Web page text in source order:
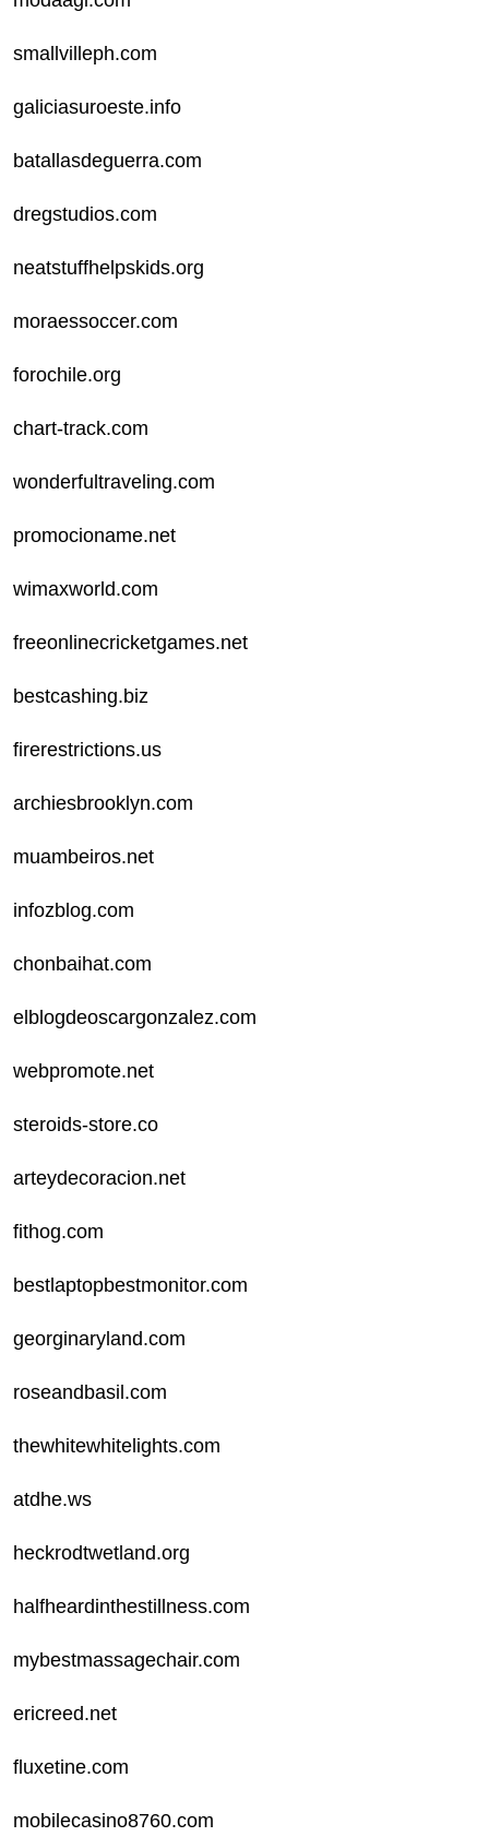
smallvilleph.com
galiciasuroeste.info
batallasdeguerra.com
dregstudios.com
neatstuffhelpskids.org
moraessoccer.com
forochile.org
chart-track.com
wonderfultraveling.com
promocioname.net
wimaxworld.com
freeonlinecricketgames.net
bestcashing.biz
firerestrictions.us
archiesbrooklyn.com
muambeiros.net
infozblog.com
chonbaihat.com
elblogdeoscargonzalez.com
webpromote.net
steroids-store.co
arteydecoracion.net
fithog.com
bestlaptopbestmonitor.com
georginaryland.com
roseandbasil.com
thewhitewhitelights.com
atdhe.ws
heckrodtwetland.org
halfheardinthestillness.com
mybestmassagechair.com
ericreed.net
fluxetine.com
mobilecasino8760.com